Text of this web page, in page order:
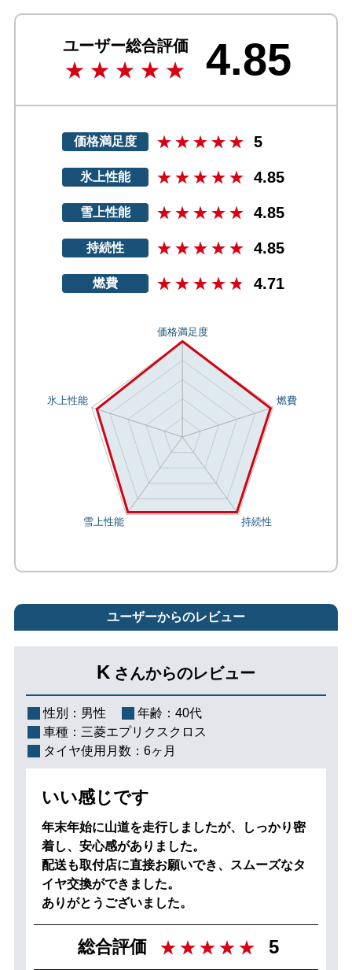
ユーザー総合評価 4.85
価格満足度 5
氷上性能 4.85
雪上性能 4.85
持続性 4.85
燃費 4.71
ユーザーからのレビュー
K さんからのレビュー
性別： 男性 年齢： 40代
車種： 三菱エプリクスクロス
タイヤ使用月数： 6ヶ月
いい感じです
年末年始に山道を走行しましたが、しっかり密
着し、安心感がありました。
配送も取付店に直接お願いでき、スムーズなタ
イヤ交換ができました。
ありがとうございました。
総合評価 5